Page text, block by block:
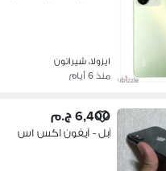
ايزولا، شيراتون
منذ 6 أيام
6,400 ج.م
آبل - آيفون اكس اس